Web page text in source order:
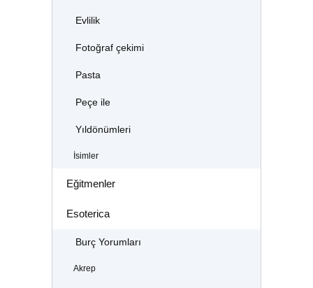
Evlilik
Fotoğraf çekimi
Pasta
Peçe ile
Yıldönümleri
İsimler
Eğitmenler
Esoterica
Burç Yorumları
Akrep